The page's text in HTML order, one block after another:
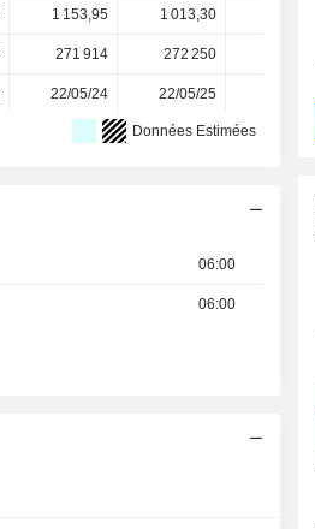
1 153,95 1 013,30
271 914 272 250
22/05/24 22/05/25
Données Estimées
06:00
06:00